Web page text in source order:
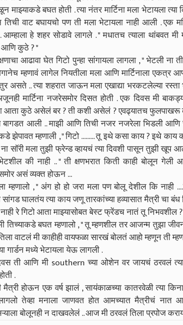
माझ्याकडे बघत होती . त्या नंतर मार्टिना मला भेटायला
वाट बघायचो पण ती मला भेटायला नाही आली . एक
आम्हाला हे शहर सोडावे लागले . " मधातच त्याला थांबवत मी
कुठे ? "
आढावा घेत गिटो पुन्हा सांगायला लागला , " भेटली ना
म्हणावं लागेल नियतीला मला आणि मार्टिनाला एकत्र
असते .. त्या शहरात जाऊन मला एखाद्या भरकटलेल्या
मार्टिना नजरेसमोर दिसत होती . एक दिवस मी
आता कुठे असेलं बर ? ती कशी असेलं ? एवढ्यातच
बागडत आली .. माझी आणि तिची नजर नजरेला भिडली
झेपावत म्हणाली , " गिटो ......... तू इथे कसा काय ? इथे
सॉरी मला तुझी फ्रेन्ड व्हायचं त्या दिवशी पासून तुझी
की नाही .. " ती क्षणभरात किती काही बोलून
असं व्यक्त होऊन ...
म्हणालो , " अंग हो हो जरा मला पण बोलू देशील कि नाही
सांगड घालतंय त्या काय जणू तारकांच्या हव्यासात मैत्री चा बंध
नाही रे गिटो आता माझ्यासोबत बेस्ट फ्रेंडच नातं तू निभवशील
तिच्याकडे बघत म्हणालो , " तू म्हणशील तर आजन्म तुझा
वाटलं मी काहीही वायफळा सारखं बोलतं आहो म्हणून ती
गार्डन मध्ये भेटायला येऊ लागली .
ती आणि मी southern च्या ओशेन वर जायचं ठरवलं
.
होऊन एक वर्ष झालं , सायंकाळच्या कातरवेळी त्या
तेव्हा मनाला जाणवत होत आमच्यात मैत्रीचं नात
बोलूनही न दाखवलेलं .. आज मी ठरवलं तिला प्रपोज